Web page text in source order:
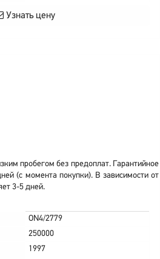
Узнать цену
пробегом без предоплат. Гарантийное
(с момента покупки). В зависимости от
3-5 дней.
ON4/2779
250000
1997